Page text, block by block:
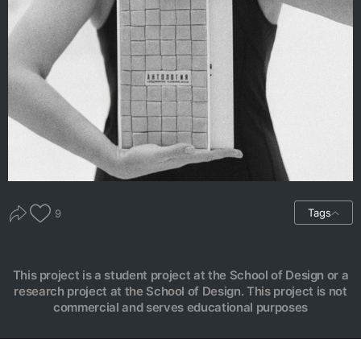
9 Tags
This project is a student project at the School of Design or a
research project at the School of Design. This project is not
commercial and serves educational purposes